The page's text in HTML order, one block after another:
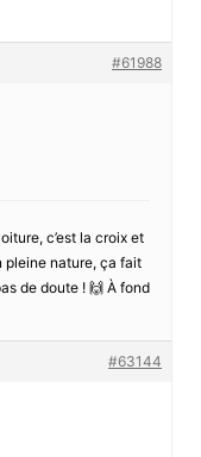
#61988
c’est la croix et
pleine nature, ça fait
de doute ! 🙌 À fond
#63144